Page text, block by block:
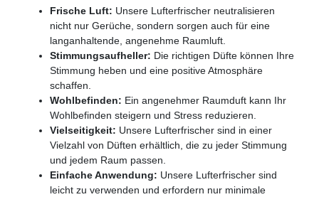
Frische Luft: Unsere Lufterfrischer neutralisieren
nicht nur Gerüche, sondern sorgen auch für eine
langanhaltende, angenehme Raumluft.
Stimmungsaufheller: Die richtigen Düfte können Ihre
Stimmung heben und eine positive Atmosphäre
schaffen.
Wohlbefinden: Ein angenehmer Raumduft kann Ihr
Wohlbefinden steigern und Stress reduzieren.
Vielseitigkeit: Unsere Lufterfrischer sind in einer
Vielzahl von Düften erhältlich, die zu jeder Stimmung
und jedem Raum passen.
Einfache Anwendung: Unsere Lufterfrischer sind
leicht zu verwenden und erfordern nur minimale